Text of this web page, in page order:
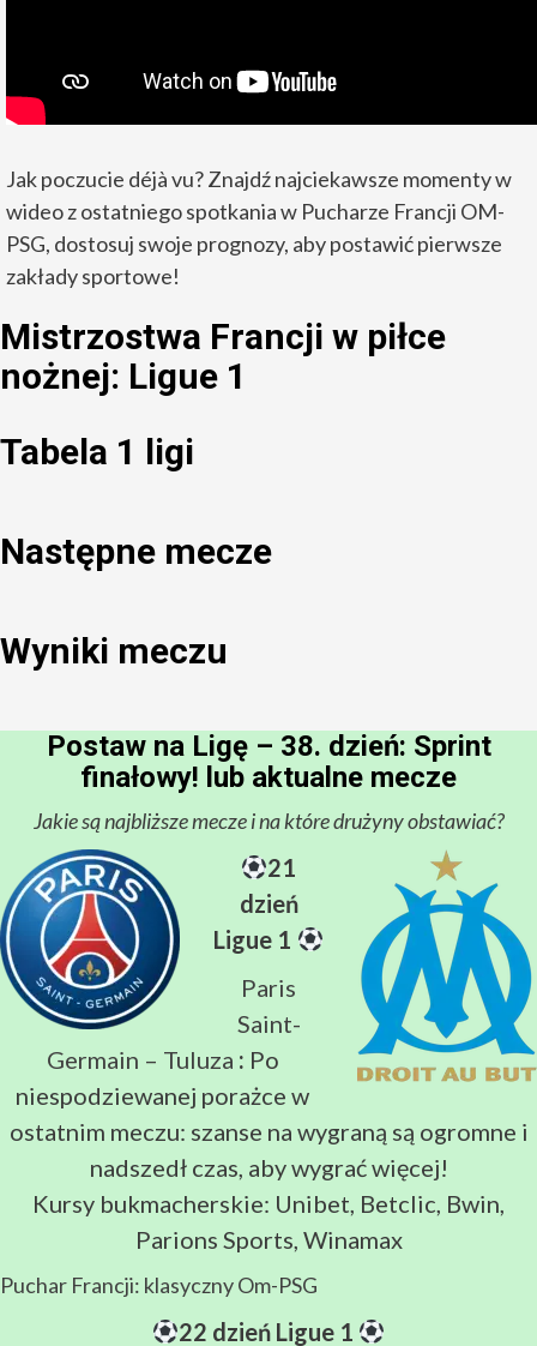
Jak poczucie déjà vu? Znajdź najciekawsze momenty w
wideo z ostatniego spotkania w Pucharze Francji OM-
PSG, dostosuj swoje prognozy, aby postawić pierwsze
zakłady sportowe!
Mistrzostwa Francji w piłce
nożnej: Ligue 1
Tabela 1 ligi
Następne mecze
Wyniki meczu
Postaw na Ligę – 38. dzień: Sprint
finałowy! lub aktualne mecze
Jakie są najbliższe mecze i na które drużyny obstawiać?
21
dzień
Ligue 1
Paris
Saint-
Germain – Tuluza : Po
niespodziewanej porażce w
ostatnim meczu: szanse na wygraną są ogromne i
nadszedł czas, aby wygrać więcej!
Kursy bukmacherskie: Unibet, Betclic, Bwin,
Parions Sports, Winamax
Puchar Francji: klasyczny Om-PSG
22 dzień Ligue 1